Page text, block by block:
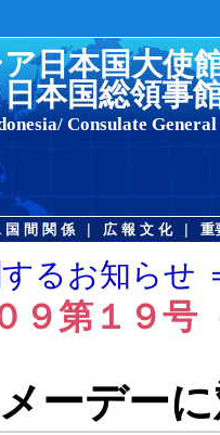
日本国大使
本国総領事
Consulate
国 間 関 係 | 広 報 文 化 | 重
するお知ら
９第１９号
メーデー